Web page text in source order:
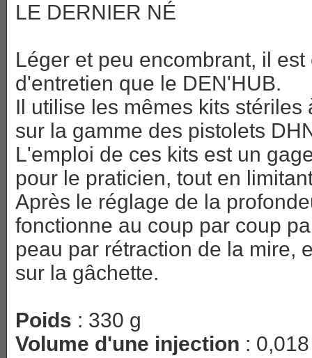
LE DERNIER NÉ
Léger et peu encombrant, il
d'entretien que le DEN'HUB.
Il utilise les mêmes kits
sur la gamme des pistolets
L'emploi de ces kits est un
pour le praticien, tout en
Après le réglage de la
fonctionne au coup par coup
peau par rétraction de la mire,
sur la gâchette.
Poids : 330 g
Volume d'une injection :